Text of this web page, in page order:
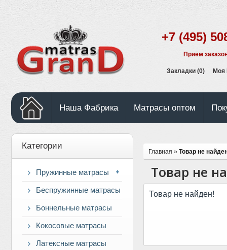
Закладки (0) Моя
+7 (495)
Приём
Наша Фабрика Матрасы оптом
Категории
Пружинные матрасы
Беспружинные матрасы
Боннельные матрасы
Кокосовые матрасы
Латексные матрасы
Главная » Товар не
Товар не
Товар не найден!